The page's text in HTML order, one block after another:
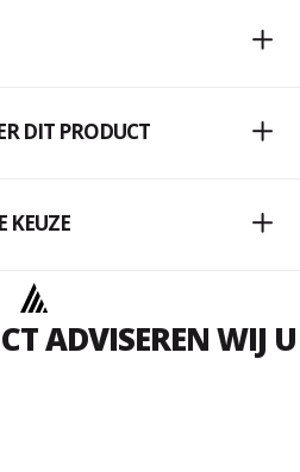
DIT PRODUCT
KEUZE
ADVISEREN WIJ U